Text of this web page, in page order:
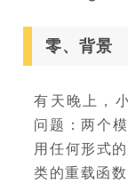
零、背景
有天晚上，
问题：两个
用任何形式
类的重载函数